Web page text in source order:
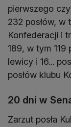
pierwszego
232 posłów, w
Konfederacji i
189, w tym 119
lewicy i 16...
posłów klubu
20 dni w
Zarzut posła